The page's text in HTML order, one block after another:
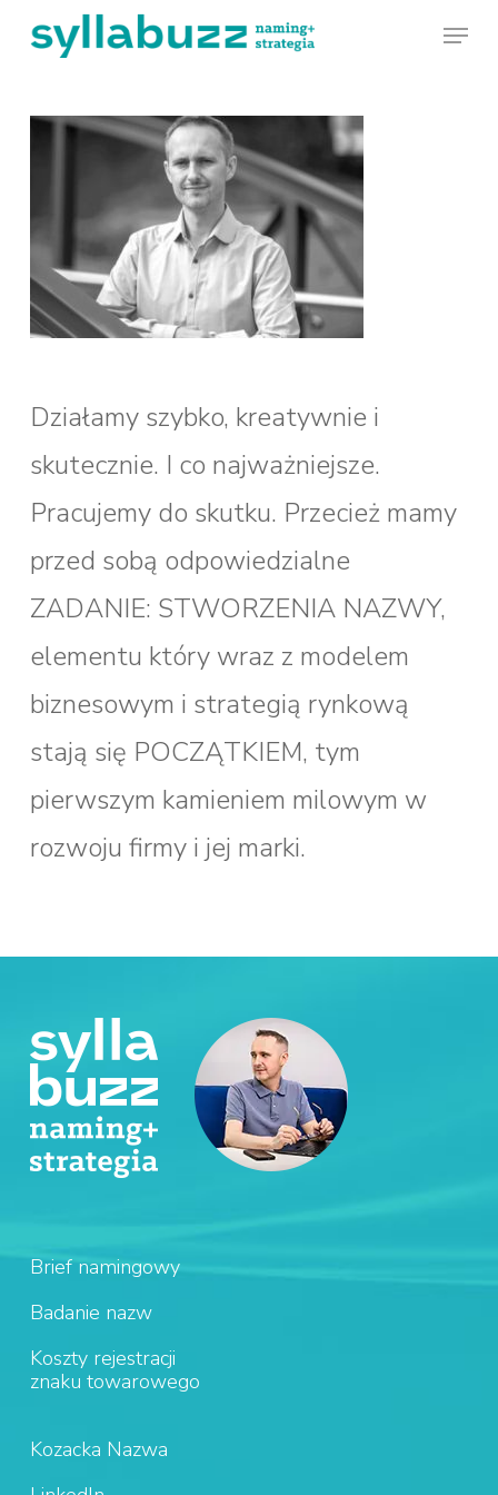
Skip
main
Menu
Działamy szybko, kreatywnie i
skutecznie. I co najważniejsze.
Pracujemy do skutku. Przecież mamy
przed sobą odpowiedzialne
ZADANIE: STWORZENIA NAZWY,
elementu który wraz z modelem
biznesowym i strategią rynkową
stają się POCZĄTKIEM, tym
pierwszym kamieniem milowym w
rozwoju firmy i jej marki.
Brief namingowy
Badanie nazw
Koszty rejestracji
znaku towarowego
Kozacka Nazwa